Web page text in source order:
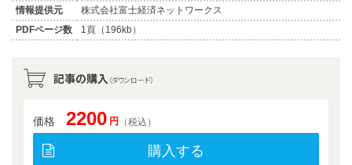
情報提供元
株式会社富士経済ネットワークス
PDFページ数
1頁（196kb）
記事の購入 （ダウンロード）
価格 2200 円 （税込）
購入する